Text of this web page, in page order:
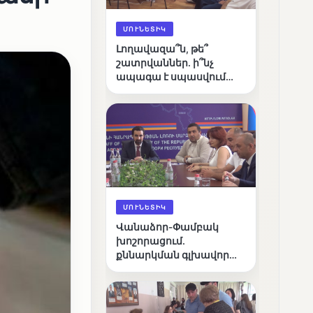
ՄՈՒՆԵՏԻԿ
Լողավազա՞ն, թե՞
շատրվաններ. ի՞նչ
ապագա է սպասվում
լճին
ՄՈՒՆԵՏԻԿ
Վանաձոր-Փամբակ
խոշորացում.
քննարկման գլխավոր
կառավարո՞ւմ, թե՞
քաղաքական նպատակ